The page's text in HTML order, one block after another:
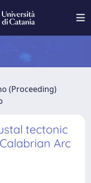
(Proceeding)
tectonic
Arc